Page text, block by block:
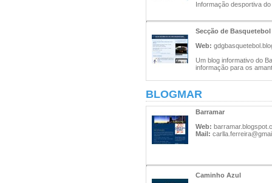
Informação desportiva
Secção de
Web:
Um blog informativo do
informação para os
BLOGMAR
Barramar
Web:
Mail:
Caminho Azul